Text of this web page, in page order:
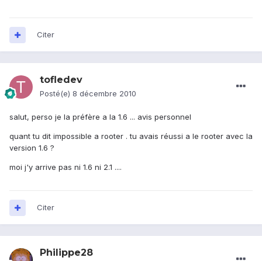
Citer
tofledev
Posté(e) 8 décembre 2010
salut, perso je la préfère a la 1.6 ... avis personnel
quant tu dit impossible a rooter . tu avais réussi a le rooter avec la
version 1.6 ?
moi j'y arrive pas ni 1.6 ni 2.1 ....
Citer
Philippe28